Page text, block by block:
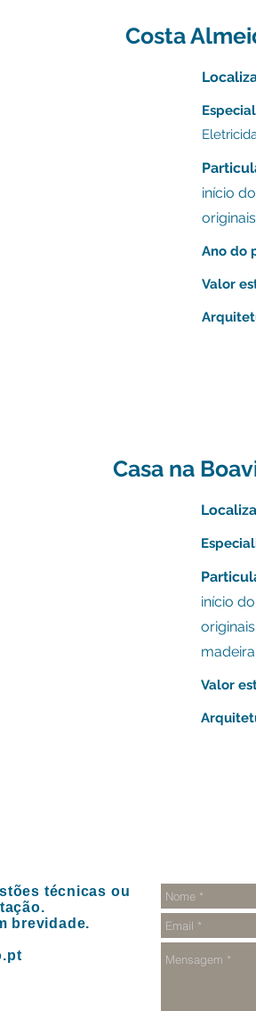
Costa
E
início
Ano do
Valor
Casa na
início
madeira.
Valor
técnicas ou
brevidade.